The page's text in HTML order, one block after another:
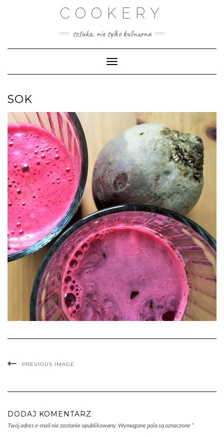
COOKERY
sztuka, nie tylko kulinarna
Toggle Navigation
SOK
PREVIOUS IMAGE
DODAJ KOMENTARZ
Twój adres e-mail nie zostanie opublikowany. Wymagane pola są oznaczone *